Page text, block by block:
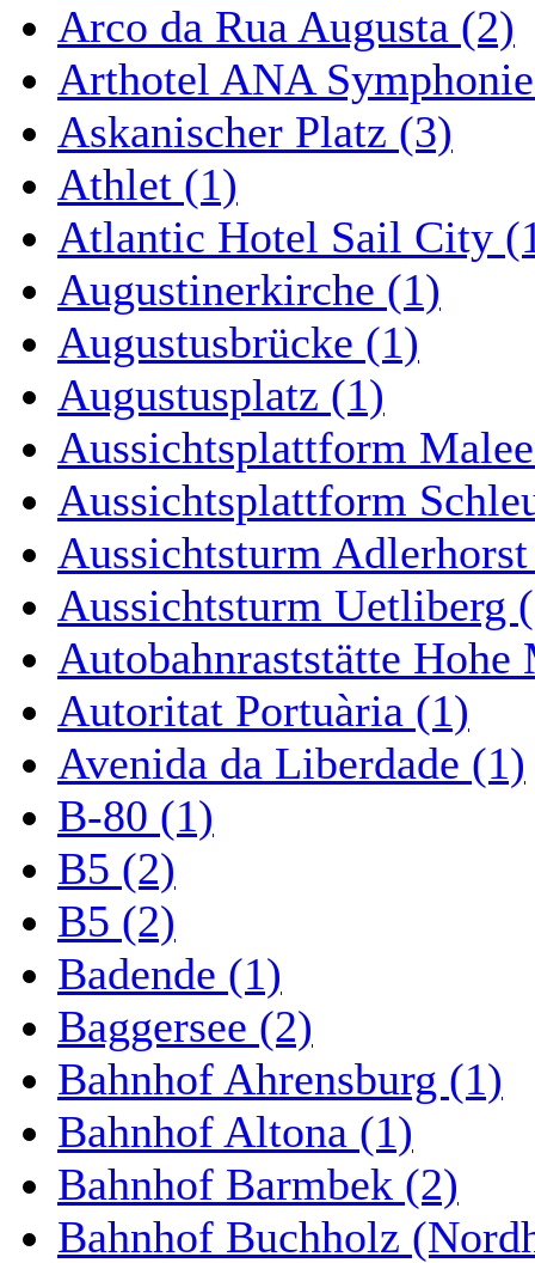
Arco da Rua Augusta (2)
Arthotel ANA
Askanischer Platz (3)
Athlet (1)
Atlantic Hotel Sail City
Augustinerkirche (1)
Augustusbrücke (1)
Augustusplatz (1)
Aussichtsplattform
Aussichtsplattform
Aussichtsturm
Aussichtsturm Uetliberg
Autobahnraststätte Hohe
Autoritat Portuària (1)
Avenida da Liberdade (1)
B-80 (1)
B5 (2)
B5 (2)
Badende (1)
Baggersee (2)
Bahnhof Ahrensburg (1)
Bahnhof Altona (1)
Bahnhof Barmbek (2)
Bahnhof Buchholz